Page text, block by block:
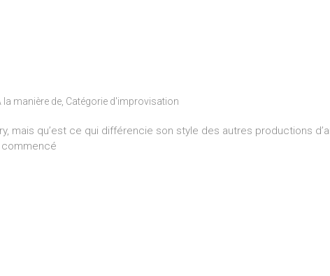
la manière de Catégorie d'improvisation
mais qu’est ce qui différencie son style des autres productions
commencé